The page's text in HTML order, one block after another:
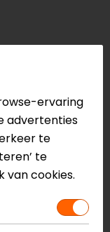
dit product?
ervaring
advertenties
te
te
van cookies.